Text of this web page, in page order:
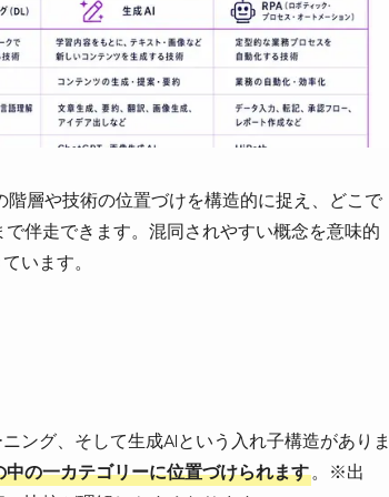
層や技術の位置づけを構造的に捉え、どこで
伴走できます。混同されやすい概念を意味的
います。
ング、そして生成AIという入れ子構造があり
の一カテゴリーに位置づけられます。※出